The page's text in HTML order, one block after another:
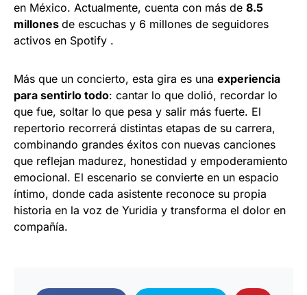
en México. Actualmente, cuenta con más de 8.5
millones de escuchas y 6 millones de seguidores
activos en Spotify .
Más que un concierto, esta gira es una experiencia
para sentirlo todo: cantar lo que dolió, recordar lo
que fue, soltar lo que pesa y salir más fuerte. El
repertorio recorrerá distintas etapas de su carrera,
combinando grandes éxitos con nuevas canciones
que reflejan madurez, honestidad y empoderamiento
emocional. El escenario se convierte en un espacio
íntimo, donde cada asistente reconoce su propia
historia en la voz de Yuridia y transforma el dolor en
compañía.